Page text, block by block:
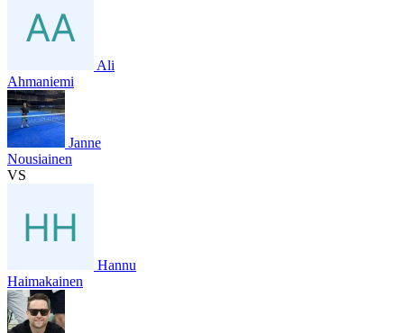
Ali
Ahmaniemi
Janne
Nousiainen
VS
Hannu
Haimakainen